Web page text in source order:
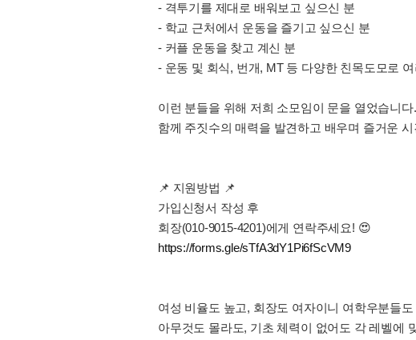
- 격투기를 제대로 배워보고 싶으신 분
- 학교 근처에서 운동을 즐기고 싶으신 분
- 커플 운동을 찾고 계신 분
- 운동 및 회식, 번개, MT 등 다양한 친목도모로
이런 분들을 위해 저희 소모임이 문을 열었습니다.
함께 주짓수의 매력을 발견하고 배우며 즐거운
📌 지원방법 📌
가입신청서 작성 후
회장(010-9015-4201)에게 연락주세요! 😍
https://forms.gle/sTfA3dY1Pi6fScVM9
여성 비율도 높고, 회장도 여자이니 여학우분들도
아무것도 몰라도, 기초 체력이 없어도 각 레벨에